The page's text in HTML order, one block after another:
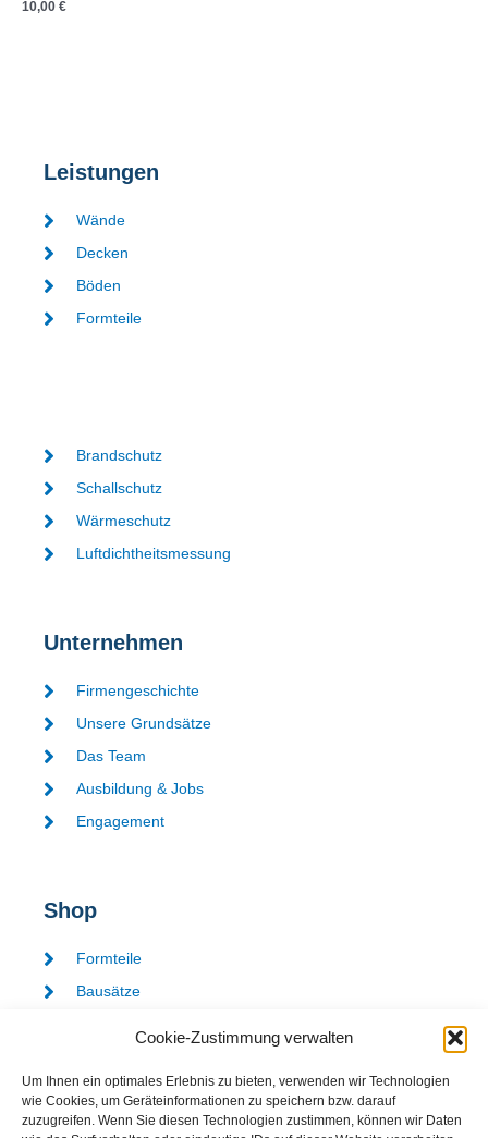
Cookie-Zustimmung verwalten
Um Ihnen ein optimales Erlebnis zu bieten, verwenden wir Technologien
wie Cookies, um Geräteinformationen zu speichern bzw. darauf
zuzugreifen. Wenn Sie diesen Technologien zustimmen, können wir Daten
10,00 €
Leistungen
Wände
Decken
Böden
Formteile
Brandschutz
Schallschutz
Wärmeschutz
Luftdichtheitsmessung
Unternehmen
Firmengeschichte
Unsere Grundsätze
Das Team
Ausbildung & Jobs
Engagement
Shop
Formteile
Bausätze
Widerrufserklärung